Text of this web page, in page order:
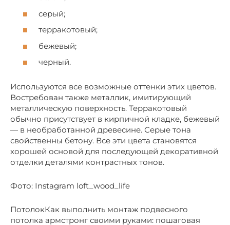
серый;
терракотовый;
бежевый;
черный.
Используются все возможные оттенки этих цветов.
Востребован также металлик, имитирующий
металлическую поверхность. Терракотовый
обычно присутствует в кирпичной кладке, бежевый
— в необработанной древесине. Серые тона
свойственны бетону. Все эти цвета становятся
хорошей основой для последующей декоративной
отделки деталями контрастных тонов.
Фото: Instagram loft_wood_life
ПотолокКак выполнить монтаж подвесного
потолка армстронг своими руками: пошаговая